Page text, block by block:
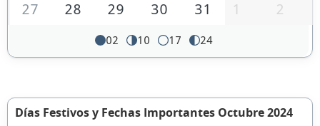
27
28 29 30 31 1 2
02 10 17 24
Días Festivos y Fechas Importantes Octubre 2024